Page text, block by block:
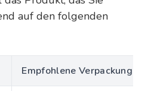
auf den folgenden
Empfohlene Verpackung